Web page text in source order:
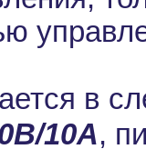
в
10А,